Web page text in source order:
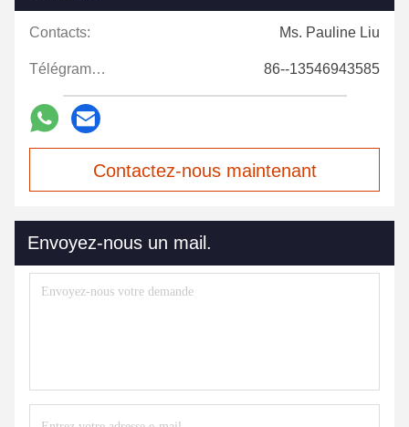
Contacts: Ms. Pauline Liu
Télégramme: 86--13546943585
Contactez-nous maintenant
Envoyez-nous un mail.